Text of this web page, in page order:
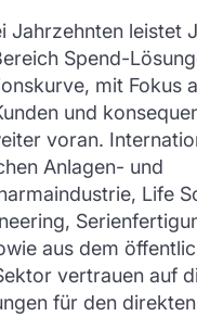
Jahrzehnten leistet
Spend-
mit Fokus
und
voran.
Anlagen- und
Life
aus dem
vertrauen auf
für den